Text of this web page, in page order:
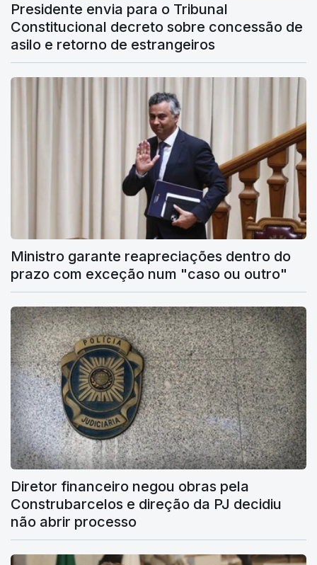
Presidente envia para o Tribunal
Constitucional decreto sobre concessão de
asilo e retorno de estrangeiros
Ministro garante reapreciações dentro do
prazo com exceção num "caso ou outro"
Diretor financeiro negou obras pela
Construbarcelos e direção da PJ decidiu
não abrir processo